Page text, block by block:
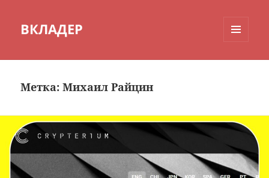
ВКЛАДЕР
Метка:Михаил Райцин